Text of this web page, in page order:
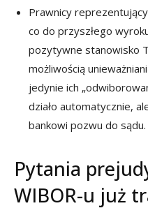
Prawnicy
co do przyszłego
pozytywne stanowisko
możliwością
jedynie ich
działo automatycznie,
bankowi pozwu do sądu.
Pytania
WIBOR-u już